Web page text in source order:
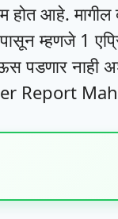
होत आहे. मागील
म्हणजे 1
पडणार नाही
Report